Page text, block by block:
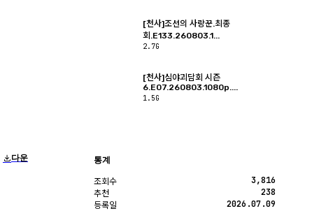
다운
[천사]조선의 사랑꾼.최종
회.E133.260803.1...
2.7G
[천사]심야괴담회 시즌
6.E07.260803.1080p....
1.5G
통계
조회수 3,816
추천 238
등록일 2026.07.09